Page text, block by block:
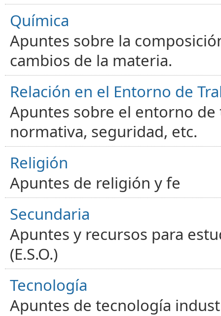
Química
Apuntes sobre la
cambios de la materia.
Relación en el Entorno de
Apuntes sobre el entorno
normativa, seguridad, etc.
Religión
Apuntes de religión y fe
Secundaria
Apuntes y recursos para
(E.S.O.)
Tecnología
Apuntes de tecnología